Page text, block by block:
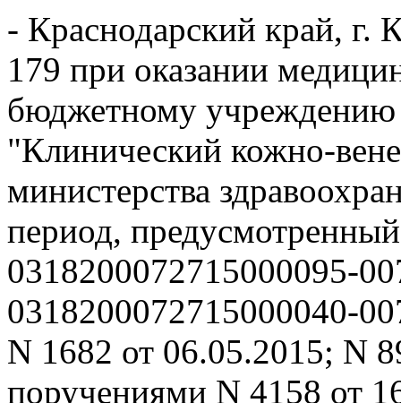
- Краснодарский край, г.
179 при оказании
бюджетному учреждению
"Клинический кожно-
министерства
период,
0318200072715000095-
0318200072715000040-
N 1682 от 06.05.2015; N
поручениями N 4158 от